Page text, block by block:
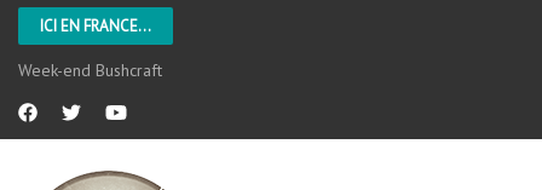
ICI EN FRANCE...
Week-end Bushcraft